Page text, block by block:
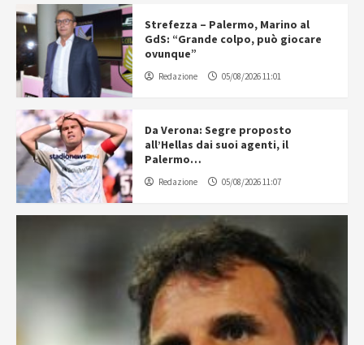
Strefezza – Palermo, Marino al
GdS: “Grande colpo, può giocare
ovunque”
Redazione 05/08/2026 11:01
Da Verona: Segre proposto
all’Hellas dai suoi agenti, il
Palermo…
Redazione 05/08/2026 11:07